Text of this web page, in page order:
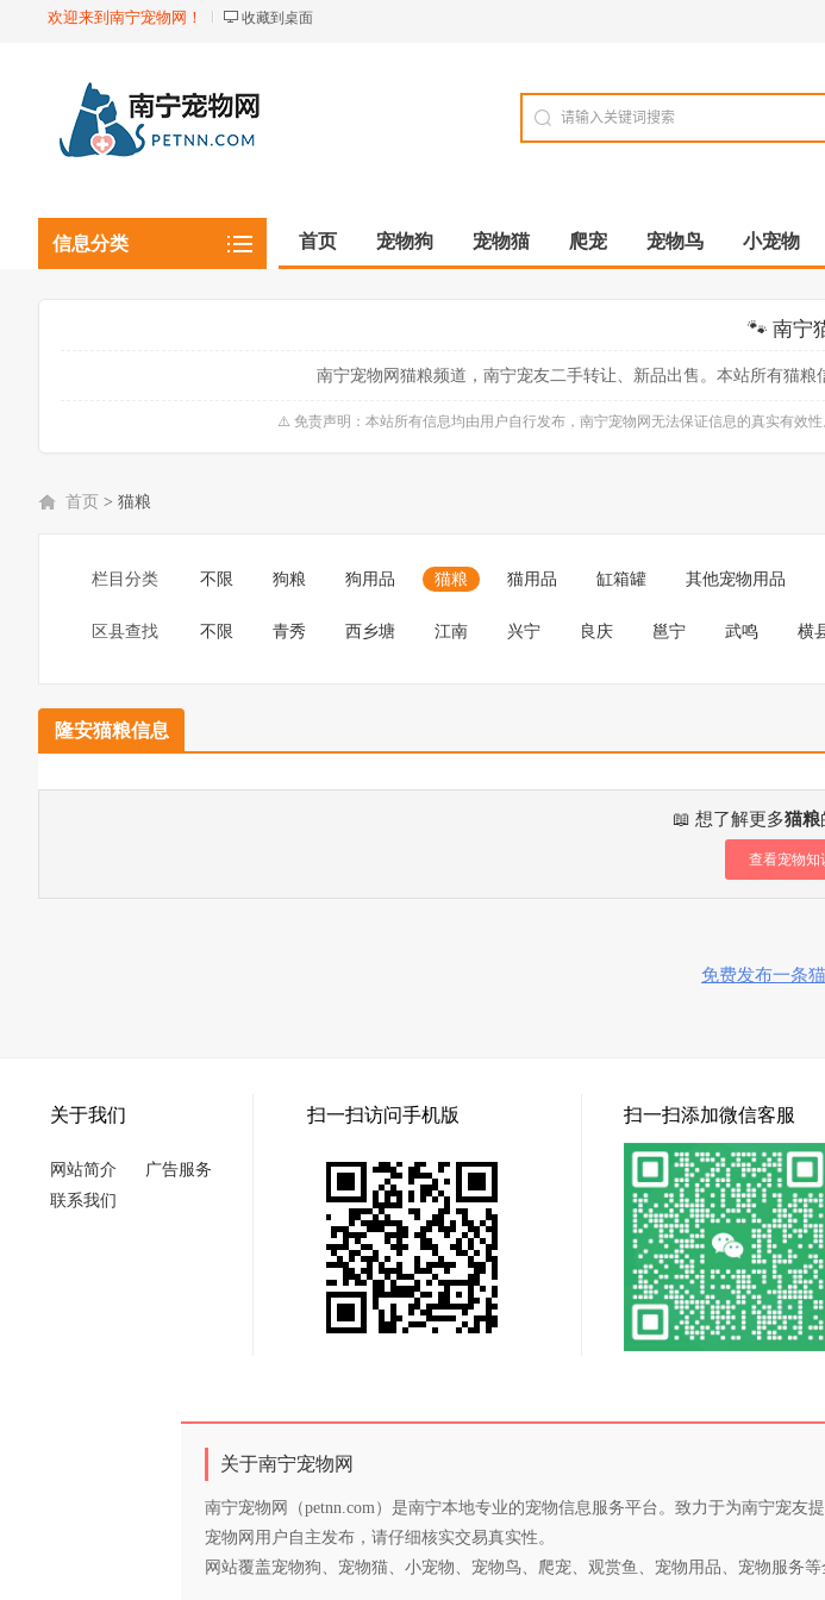
欢迎来到南宁宠物网！ 收藏到桌面
信息分类 首页 宠物狗 宠物猫 爬宠 宠物鸟 小宠物
🐾 南宁
南宁宠物网猫粮频道，南宁宠友二手转让、新品出售。本站所有猫
⚠️ 免责声明：本站所有信息均由用户自行发布，南宁宠物网无法保证信息的真实有效
首页 > 猫粮
栏目分类 不限 狗粮 狗用品 猫粮 猫用品 缸箱罐 其他宠物用品
区县查找 不限 青秀 西乡塘 江南 兴宁 良庆 邕宁 武鸣 横
隆安猫粮信息
📖 想了解更多猫粮
查看宠物
免费发布一条
关于我们
网站简介
广告服务
联系我们
扫一扫访问手机版 扫一扫添加微信客服
关于南宁宠物网
南宁宠物网（petnn.com）是南宁本地专业的宠物信息服务平台。致力于为南宁宠
宠物网用户自主发布，请仔细核实交易真实性。
网站覆盖宠物狗、宠物猫、小宠物、宠物鸟、爬宠、观赏鱼、宠物用品、宠物服务